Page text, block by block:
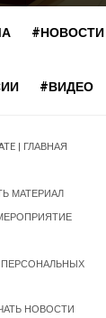
#НОВОСТИ
#ВИДЕО
| ГЛАВНАЯ
МАТЕРИАЛ
НОВОСТИ